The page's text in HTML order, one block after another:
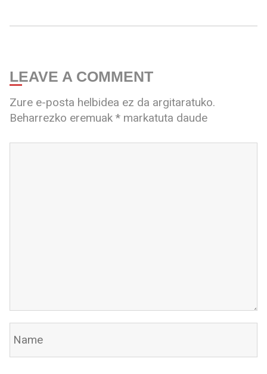
LEAVE A COMMENT
Zure e-posta helbidea ez da argitaratuko.
Beharrezko eremuak *markatuta daude